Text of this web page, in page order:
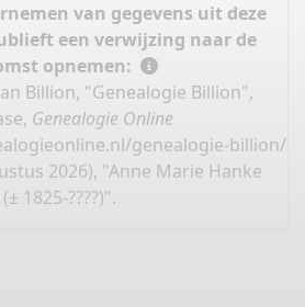
van gegevens uit deze
een verwijzing naar de
opnemen:
Billion, "Genealogie Billion",
Genealogie Online
genealogie-billion/
2026), "Anne Marie Hanke
(± 1825-????)".